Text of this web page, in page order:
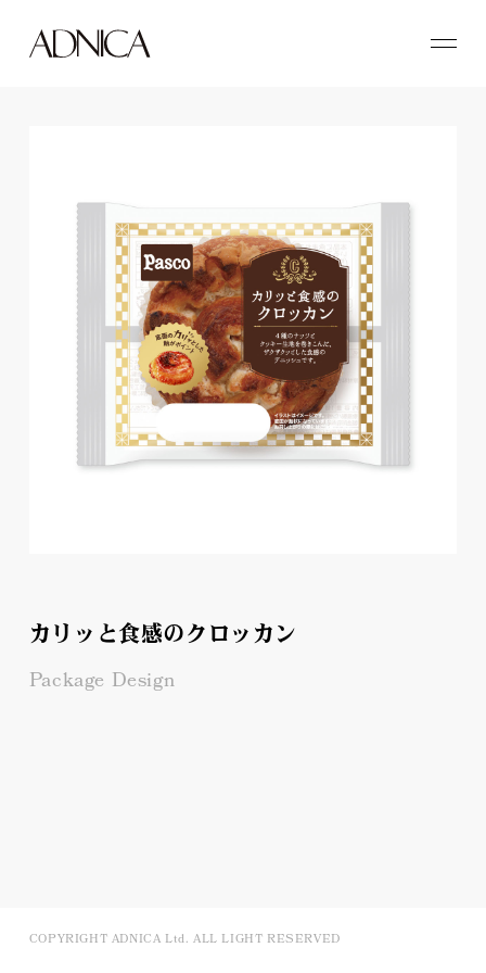
カリッと食感のクロッカン
Package Design
COPYRIGHT ADNICA Ltd. ALL LIGHT RESERVED